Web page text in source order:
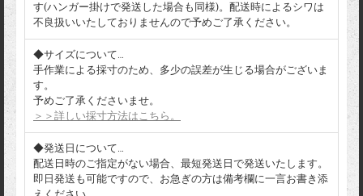
す(ハンガー掛けで発送した場合も同様)。配送時によるシワは
不良扱いいたしておりませんので予めご了承ください。
◆サイズについて…
手作業による採寸のため、多少の誤差が生じる場合がございま
す。
予めご了承くださいませ。
＞＞詳しい採寸方法はこちら。
◆発送日について…
配送日時のご指定がない場合、最短発送日で発送いたします。
即日発送も可能ですので、お急ぎの方は備考欄に一言お書き添